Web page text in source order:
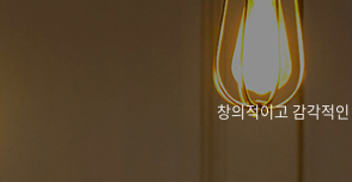
창의적이고 감각적